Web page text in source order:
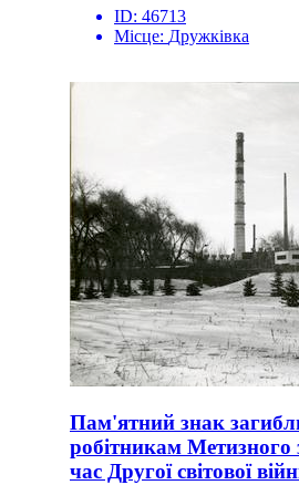
ID: 46713
Місце: Дружківка
Пам'ятний знак
робітникам Метизного
час Другої світової